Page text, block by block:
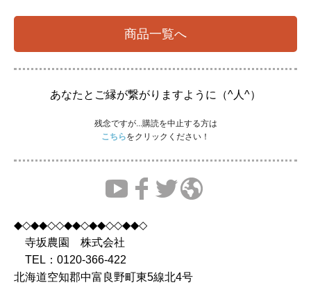
商品一覧へ
あなたとご縁が繋がりますように（^人^）
残念ですが...購読を中止する方は
こちらをクリックください！
◆◇◆◆◇◇◆◆◇◆◆◇◇◆◆◇
寺坂農園 株式会社
TEL：0120-366-422
北海道空知郡中富良野町東5線北4号